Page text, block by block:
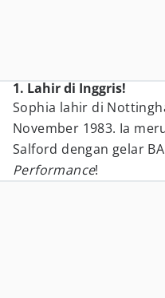
1. Lahir di Inggris!
Sophia lahir di
November 1983. Ia
Salford dengan gelar
Performance!